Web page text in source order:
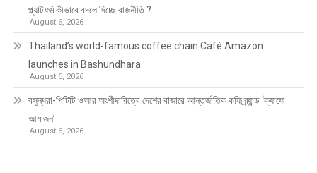
প্ল্যাটফর্ম কীভাবে বদলে দিচ্ছে রাজনীতি ?
August 6, 2026
Thailand’s world-famous coffee chain Café Amazon
launches in Bashundhara
August 6, 2026
বসুন্ধরা-পিটিটি ওআর অংশীদারিত্বে দেশের বাজারে আন্তর্জাতিক কফি ব্র্যান্ড ‘ক্যাফে
আমাজন’
August 6, 2026